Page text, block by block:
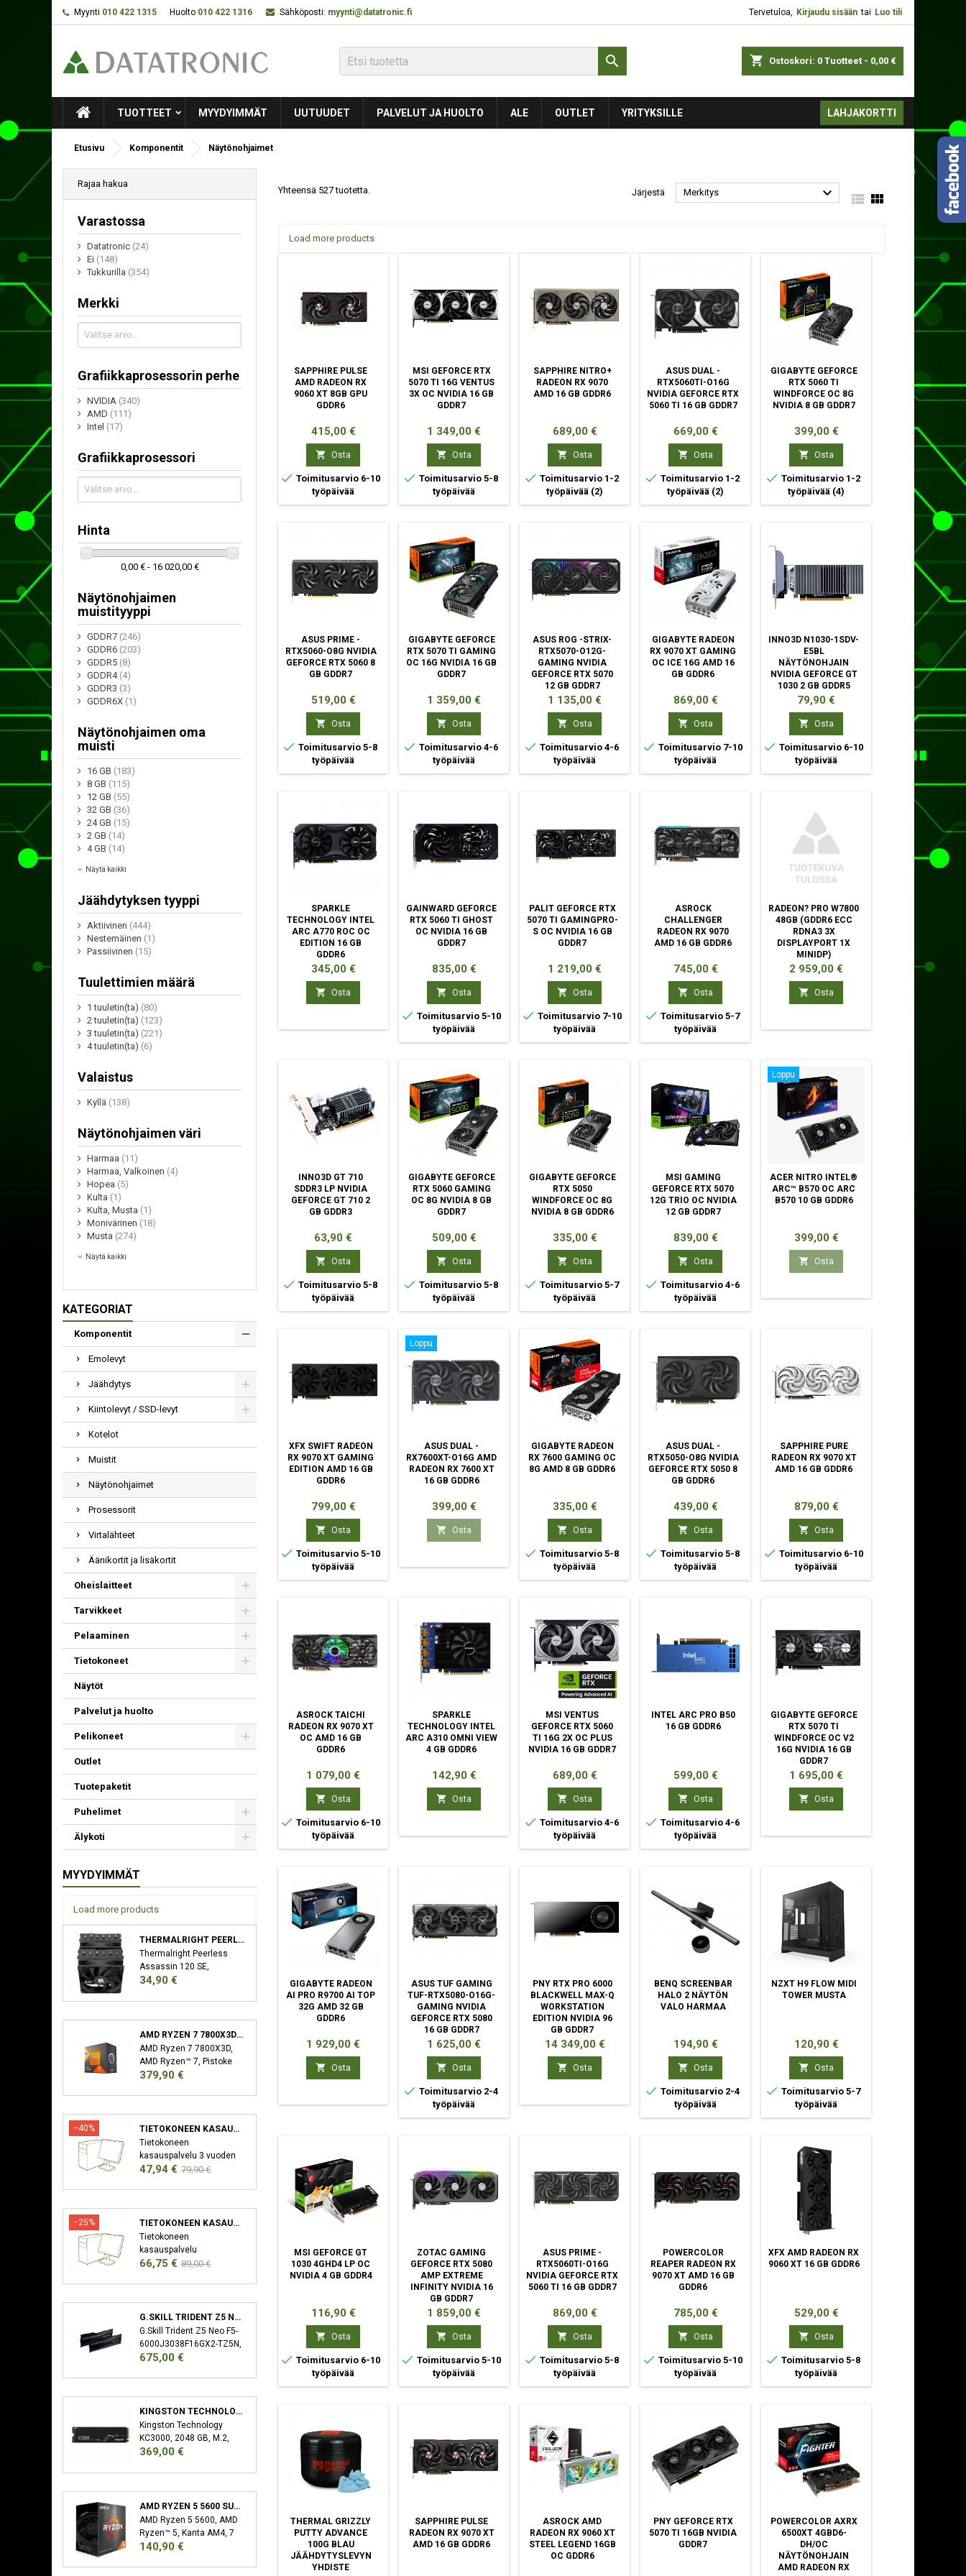
Myynti 010 422 1315 Huolto 010 422 1316 Sähköposti: myynti@datatronic.fi Tervetuloa, Kirjaudu sisään tai Luo tili
shopping_cart Ostoskori: 0 Tuotteet - 0,00 €

TUOTTEET MYYDYIMMÄT UUTUUDET PALVELUT JA HUOLTO ALE OUTLET YRITYKSILLE LAHJAKORTTI
Etusivu Komponentit Näytönohjaimet
Rajaa hakua
Varastossa
Datatronic (24)
Ei (148)
Tukkurilla (354)
Merkki
Grafiikkaprosessorin perhe
NVIDIA (340)
AMD (111)
Intel (17)
Grafiikkaprosessori
Hinta
0,00 € - 16 020,00 €
Näytönohjaimen
muistityyppi
GDDR7 (246)
GDDR6 (203)
GDDR5 (8)
GDDR4 (4)
GDDR3 (3)
GDDR6X (1)
Näytönohjaimen oma
muisti
16 GB (183)
8 GB (115)
12 GB (55)
32 GB (36)
24 GB (15)
2 GB (14)
4 GB (14)
Näytä kaikki
Jäähdytyksen tyyppi
Aktiivinen (444)
Nestemäinen (1)
Passiivinen (15)
Tuulettimien määrä
1 tuuletin(ta) (80)
2 tuuletin(ta) (123)
3 tuuletin(ta) (221)
4 tuuletin(ta) (6)
Valaistus
Kyllä (138)
Näytönohjaimen väri
Harmaa (11)
Harmaa, Valkoinen (4)
Hopea (5)
Kulta (1)
Kulta, Musta (1)
Monivärinen (18)
Musta (274)
Näytä kaikki
KATEGORIAT
Komponentit
Emolevyt
Jäähdytys
Kiintolevyt / SSD-levyt
Kotelot
Muistit
Näytönohjaimet
Prosessorit
Virtalähteet
Äänikortit ja lisäkortit
Oheislaitteet
Tarvikkeet
Pelaaminen
Tietokoneet
Näytöt
Palvelut ja huolto
Pelikoneet
Outlet
Tuotepaketit
Puhelimet
Älykoti
MYYDYIMMÄT
Load more products
THERMALRIGHT PEERLESS ASSASSIN 120 SE SUORITIN JÄÄHDYTYSLEVY/JÄÄHDYTIN 12 CM MUSTA
Thermalright Peerless
Assassin 120 SE,
Jäähdytyslevy/jäähdytin,
Hinta
34,90 €
AMD RYZEN 7 7800X3D SUORITIN 4,2 GHZ 96 MB L3 LAATIKKO
AMD Ryzen 7 7800X3D,
AMD Ryzen™ 7, Pistoke
AM5, 5 nm, AMD,
Hinta
379,90 €
−40%
TIETOKONEEN KASAUSPALVELU
Tietokoneen
kasauspalvelu 3 vuoden
takuu XMP/EXPO
Hinta
47,94 € Normaali
79,90 €
−25%
TIETOKONEEN KASAUSPALVELU SEKÄ KÄYTTÖJÄRJESTELMÄN ASENNUS
Tietokoneen
kasauspalvelu
Käyttöjärjestelmän
vuoden takuu XMP/EXPO
Aktivointi Bios-Päivitys
Hinta
66,75 € Normaali
89,00 €
G.SKILL TRIDENT Z5 NEO F5-6000J3038F16GX2-TZ5N MUISTIMODUULI 32 GB 2 X 16 GB DDR5 6000 MHZ
G.Skill Trident Z5 Neo F5-
6000J3038F16GX2-TZ5N,
32 GB, 2 x 16 GB, DDR5,
Hinta
675,00 €
KINGSTON TECHNOLOGY KC3000 M.2 2048 GB PCI EXPRESS 4.0 3D TLC NVME
Kingston Technology
KC3000, 2048 GB, M.2,
7000 MB/s
Hinta
369,00 €
AMD RYZEN 5 5600 SUORITIN 3,5 GHZ 32 MB L3 LAATIKKO
AMD Ryzen 5 5600, AMD
Ryzen™ 5, Kanta AM4, 7
nm, AMD, 3,5 GHz, 4,4
Hinta
140,90 €
Yhteensä 527 tuotetta. Järjestä Merkitys   
Load more products
SAPPHIRE PULSE
AMD RADEON RX
9060 XT 8GB GPU
GDDR6
Hinta
415,00 €
 Osta
 Toimitusarvio 6-10
työpäivää
MSI GEFORCE RTX
5070 TI 16G VENTUS
3X OC NVIDIA 16 GB
GDDR7
Hinta
1 349,00 €
 Osta
 Toimitusarvio 5-8
työpäivää
SAPPHIRE NITRO+
RADEON RX 9070
AMD 16 GB GDDR6
Hinta
689,00 €
 Osta
 Toimitusarvio 1-2
työpäivää (2)
ASUS DUAL -
RTX5060TI-O16G
NVIDIA GEFORCE RTX
5060 TI 16 GB GDDR7
Hinta
669,00 €
 Osta
 Toimitusarvio 1-2
työpäivää (2)
GIGABYTE GEFORCE
RTX 5060 TI
WINDFORCE OC 8G
NVIDIA 8 GB GDDR7
Hinta
399,00 €
 Osta
 Toimitusarvio 1-2
työpäivää (4)
ASUS PRIME -
RTX5060-O8G NVIDIA
GEFORCE RTX 5060 8
GB GDDR7
Hinta
519,00 €
 Osta
 Toimitusarvio 5-8
työpäivää
GIGABYTE GEFORCE
RTX 5070 TI GAMING
OC 16G NVIDIA 16 GB
GDDR7
Hinta
1 359,00 €
 Osta
 Toimitusarvio 4-6
työpäivää
ASUS ROG -STRIX-
RTX5070-O12G-
GAMING NVIDIA
GEFORCE RTX 5070
12 GB GDDR7
Hinta
1 135,00 €
 Osta
 Toimitusarvio 4-6
työpäivää
GIGABYTE RADEON
RX 9070 XT GAMING
OC ICE 16G AMD 16
GB GDDR6
Hinta
869,00 €
 Osta
 Toimitusarvio 7-10
työpäivää
INNO3D N1030-1SDV-
E5BL
NÄYTÖNOHJAIN
NVIDIA GEFORCE GT
1030 2 GB GDDR5
Hinta
79,90 €
 Osta
 Toimitusarvio 6-10
työpäivää
SPARKLE
TECHNOLOGY INTEL
ARC A770 ROC OC
EDITION 16 GB
GDDR6
Hinta
345,00 €
 Osta
GAINWARD GEFORCE
RTX 5060 TI GHOST
OC NVIDIA 16 GB
GDDR7
Hinta
835,00 €
 Osta
 Toimitusarvio 5-10
työpäivää
PALIT GEFORCE RTX
5070 TI GAMINGPRO-
S OC NVIDIA 16 GB
GDDR7
Hinta
1 219,00 €
 Osta
 Toimitusarvio 7-10
työpäivää
ASROCK
CHALLENGER
RADEON RX 9070
AMD 16 GB GDDR6
Hinta
745,00 €
 Osta
 Toimitusarvio 5-7
työpäivää
RADEON? PRO W7800
48GB (GDDR6 ECC
RDNA3 3X
DISPLAYPORT 1X
MINIDP)
Hinta
2 959,00 €
 Osta
INNO3D GT 710
SDDR3 LP NVIDIA
GEFORCE GT 710 2
GB GDDR3
Hinta
63,90 €
 Osta
 Toimitusarvio 5-8
työpäivää
GIGABYTE GEFORCE
RTX 5060 GAMING
OC 8G NVIDIA 8 GB
GDDR7
Hinta
509,00 €
 Osta
 Toimitusarvio 5-8
työpäivää
GIGABYTE GEFORCE
RTX 5050
WINDFORCE OC 8G
NVIDIA 8 GB GDDR6
Hinta
335,00 €
 Osta
 Toimitusarvio 5-7
työpäivää
MSI GAMING
GEFORCE RTX 5070
12G TRIO OC NVIDIA
12 GB GDDR7
Hinta
839,00 €
 Osta
 Toimitusarvio 4-6
työpäivää
Loppu
ACER NITRO INTEL®
ARC™ B570 OC ARC
B570 10 GB GDDR6
Hinta
399,00 €
 Osta
XFX SWIFT RADEON
RX 9070 XT GAMING
EDITION AMD 16 GB
GDDR6
Hinta
799,00 €
 Osta
 Toimitusarvio 5-10
työpäivää
Loppu
ASUS DUAL -
RX7600XT-O16G AMD
RADEON RX 7600 XT
16 GB GDDR6
Hinta
399,00 €
 Osta
GIGABYTE RADEON
RX 7600 GAMING OC
8G AMD 8 GB GDDR6
Hinta
335,00 €
 Osta
 Toimitusarvio 5-8
työpäivää
ASUS DUAL -
RTX5050-O8G NVIDIA
GEFORCE RTX 5050 8
GB GDDR6
Hinta
439,00 €
 Osta
 Toimitusarvio 5-8
työpäivää
SAPPHIRE PURE
RADEON RX 9070 XT
AMD 16 GB GDDR6
Hinta
879,00 €
 Osta
 Toimitusarvio 6-10
työpäivää
ASROCK TAICHI
RADEON RX 9070 XT
OC AMD 16 GB
GDDR6
Hinta
1 079,00 €
 Osta
 Toimitusarvio 6-10
työpäivää
SPARKLE
TECHNOLOGY INTEL
ARC A310 OMNI VIEW
4 GB GDDR6
Hinta
142,90 €
 Osta
MSI VENTUS
GEFORCE RTX 5060
TI 16G 2X OC PLUS
NVIDIA 16 GB GDDR7
Hinta
689,00 €
 Osta
 Toimitusarvio 4-6
työpäivää
INTEL ARC PRO B50
16 GB GDDR6
Hinta
599,00 €
 Osta
 Toimitusarvio 4-6
työpäivää
GIGABYTE GEFORCE
RTX 5070 TI
WINDFORCE OC V2
16G NVIDIA 16 GB
GDDR7
Hinta
1 695,00 €
 Osta
GIGABYTE RADEON
AI PRO R9700 AI TOP
32G AMD 32 GB
GDDR6
Hinta
1 929,00 €
 Osta
ASUS TUF GAMING
TUF-RTX5080-O16G-
GAMING NVIDIA
GEFORCE RTX 5080
16 GB GDDR7
Hinta
1 625,00 €
 Osta
 Toimitusarvio 2-4
työpäivää
PNY RTX PRO 6000
BLACKWELL MAX-Q
WORKSTATION
EDITION NVIDIA 96
GB GDDR7
Hinta
14 349,00 €
 Osta
BENQ SCREENBAR
HALO 2 NÄYTÖN
VALO HARMAA
Hinta
194,90 €
 Osta
 Toimitusarvio 2-4
työpäivää
NZXT H9 FLOW MIDI
TOWER MUSTA
Hinta
120,90 €
 Osta
 Toimitusarvio 5-7
työpäivää
MSI GEFORCE GT
1030 4GHD4 LP OC
NVIDIA 4 GB GDDR4
Hinta
116,90 €
 Osta
 Toimitusarvio 6-10
työpäivää
ZOTAC GAMING
GEFORCE RTX 5080
AMP EXTREME
INFINITY NVIDIA 16
GB GDDR7
Hinta
1 859,00 €
 Osta
 Toimitusarvio 5-10
työpäivää
ASUS PRIME -
RTX5060TI-O16G
NVIDIA GEFORCE RTX
5060 TI 16 GB GDDR7
Hinta
869,00 €
 Osta
 Toimitusarvio 5-8
työpäivää
POWERCOLOR
REAPER RADEON RX
9070 XT AMD 16 GB
GDDR6
Hinta
785,00 €
 Osta
 Toimitusarvio 5-10
työpäivää
XFX AMD RADEON RX
9060 XT 16 GB GDDR6
Hinta
529,00 €
 Osta
 Toimitusarvio 5-8
työpäivää
THERMAL GRIZZLY
PUTTY ADVANCE
100G BLAU
JÄÄHDYTYSLEVYN
YHDISTE
SAPPHIRE PULSE
RADEON RX 9070 XT
AMD 16 GB GDDR6
ASROCK AMD
RADEON RX 9060 XT
STEEL LEGEND 16GB
OC GDDR6
PNY GEFORCE RTX
5070 TI 16GB NVIDIA
GDDR7
POWERCOLOR AXRX
6500XT 4GBD6-
DH/OC
NÄYTÖNOHJAIN
AMD RADEON RX